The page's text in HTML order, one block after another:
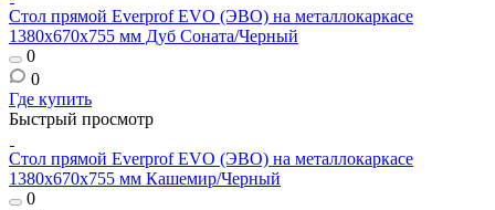
Стол прямой Everprof EVO (ЭВО) на металлокаркасе
1380х670х755 мм Дуб Соната/Черный
0
0
Где купить
Быстрый просмотр
Стол прямой Everprof EVO (ЭВО) на металлокаркасе
1380х670х755 мм Кашемир/Черный
0